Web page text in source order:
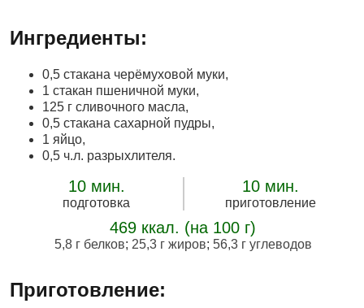
Ингредиенты:
0,5 стакана черёмуховой муки,
1 стакан пшеничной муки,
125 г сливочного масла,
0,5 стакана сахарной пудры,
1 яйцо,
0,5 ч.л. разрыхлителя.
10 мин.
подготовка
10 мин.
приготовление
469 ккал. (на 100 г)
5,8 г белков; 25,3 г жиров; 56,3 г углеводов
Приготовление: